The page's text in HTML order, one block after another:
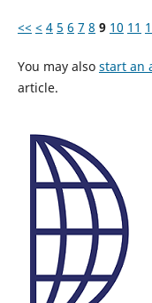
<< < 4 5 6 7 8 9 10 11
You may also start an
article.